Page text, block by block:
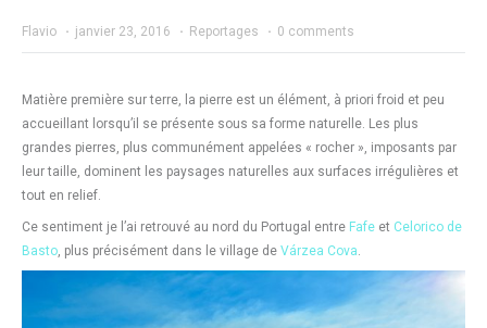
Flavio · janvier 23, 2016 · Reportages · 0 comments
Matière première sur terre, la pierre est un élément, à priori froid et peu
accueillant lorsqu’il se présente sous sa forme naturelle. Les plus
grandes pierres, plus communément appelées « rocher », imposants par
leur taille, dominent les paysages naturelles aux surfaces irrégulières et
tout en relief.
Ce sentiment je l’ai retrouvé au nord du Portugal entre Fafe et Celorico de
Basto, plus précisément dans le village de Várzea Cova.